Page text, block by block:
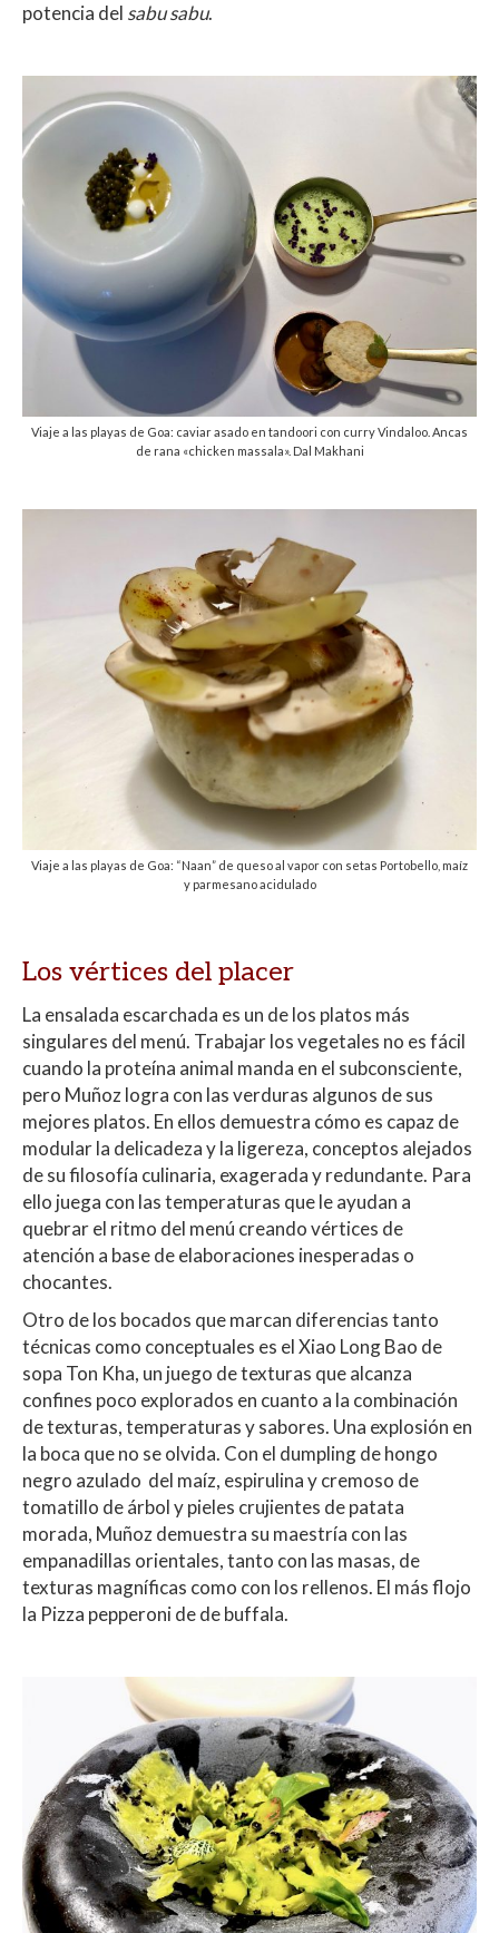
potencia del sabu sabu.
Viaje a las playas de Goa: caviar asado en tandoori con curry Vindaloo. Ancas
de rana «chicken massala». Dal Makhani
Viaje a las playas de Goa: “Naan” de queso al vapor con setas Portobello, maíz
y parmesano acidulado
Los vértices del placer
La ensalada escarchada es un de los platos más
singulares del menú. Trabajar los vegetales no es fácil
cuando la proteína animal manda en el subconsciente,
pero Muñoz logra con las verduras algunos de sus
mejores platos. En ellos demuestra cómo es capaz de
modular la delicadeza y la ligereza, conceptos alejados
de su filosofía culinaria, exagerada y redundante. Para
ello juega con las temperaturas que le ayudan a
quebrar el ritmo del menú creando vértices de
atención a base de elaboraciones inesperadas o
chocantes.
Otro de los bocados que marcan diferencias tanto
técnicas como conceptuales es el Xiao Long Bao de
sopa Ton Kha, un juego de texturas que alcanza
confines poco explorados en cuanto a la combinación
de texturas, temperaturas y sabores. Una explosión en
la boca que no se olvida. Con el dumpling de hongo
negro azulado del maíz, espirulina y cremoso de
tomatillo de árbol y pieles crujientes de patata
morada, Muñoz demuestra su maestría con las
empanadillas orientales, tanto con las masas, de
texturas magníficas como con los rellenos. El más flojo
la Pizza pepperoni de de buffala.